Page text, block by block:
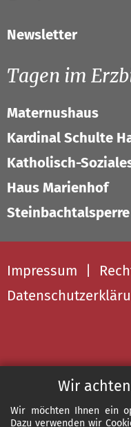
Wir
Wir möchten Ihnen ein
Dazu verwenden wir
Newsletter
Tagen im
Maternushaus
Kardinal Schulte
Katholisch-
Haus Marienhof
Steinbachtalsperre
Impressum